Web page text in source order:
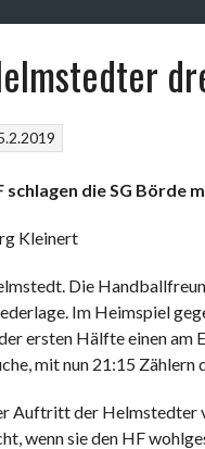
schlagen die SG Börde
Kleinert
Die
Im Heimspiel
ersten Hälfte einen am
mit nun 21:15
Auftritt der Helmstedter
wenn sie den HF